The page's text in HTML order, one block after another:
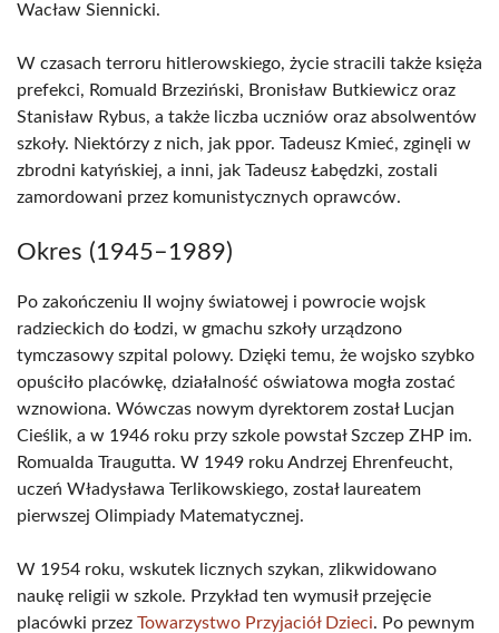
Wacław Siennicki.
W czasach terroru hitlerowskiego, życie stracili także księża
prefekci, Romuald Brzeziński, Bronisław Butkiewicz oraz
Stanisław Rybus, a także liczba uczniów oraz absolwentów
szkoły. Niektórzy z nich, jak ppor. Tadeusz Kmieć, zginęli w
zbrodni katyńskiej, a inni, jak Tadeusz Łabędzki, zostali
zamordowani przez komunistycznych oprawców.
Okres (1945–1989)
Po zakończeniu II wojny światowej i powrocie wojsk
radzieckich do Łodzi, w gmachu szkoły urządzono
tymczasowy szpital polowy. Dzięki temu, że wojsko szybko
opuściło placówkę, działalność oświatowa mogła zostać
wznowiona. Wówczas nowym dyrektorem został Lucjan
Cieślik, a w 1946 roku przy szkole powstał Szczep ZHP im.
Romualda Traugutta. W 1949 roku Andrzej Ehrenfeucht,
uczeń Władysława Terlikowskiego, został laureatem
pierwszej Olimpiady Matematycznej.
W 1954 roku, wskutek licznych szykan, zlikwidowano
naukę religii w szkole. Przykład ten wymusił przejęcie
placówki przez Towarzystwo Przyjaciół Dzieci. Po pewnym